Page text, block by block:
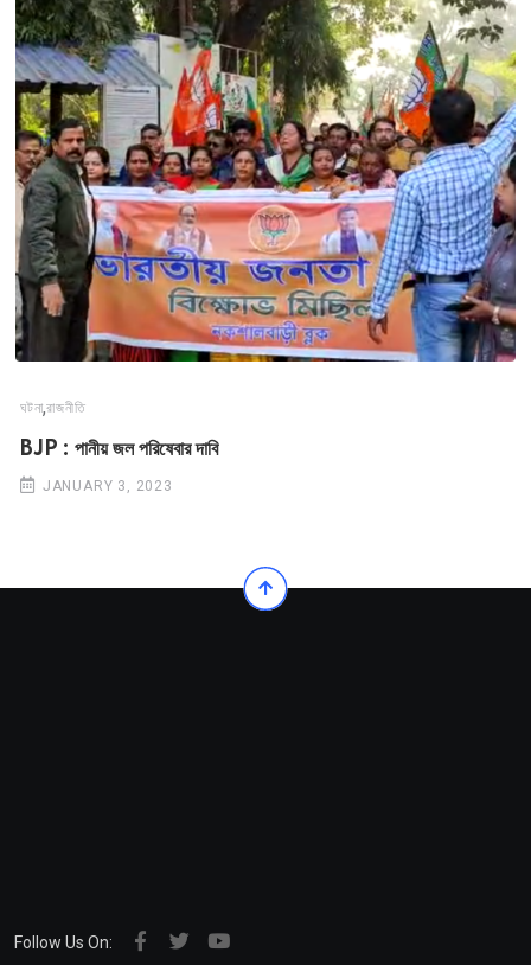
ঘটনা,রাজনীতি
BJP : পানীয় জল পরিষেবার দাবি
JANUARY 3, 2023
Follow Us On: